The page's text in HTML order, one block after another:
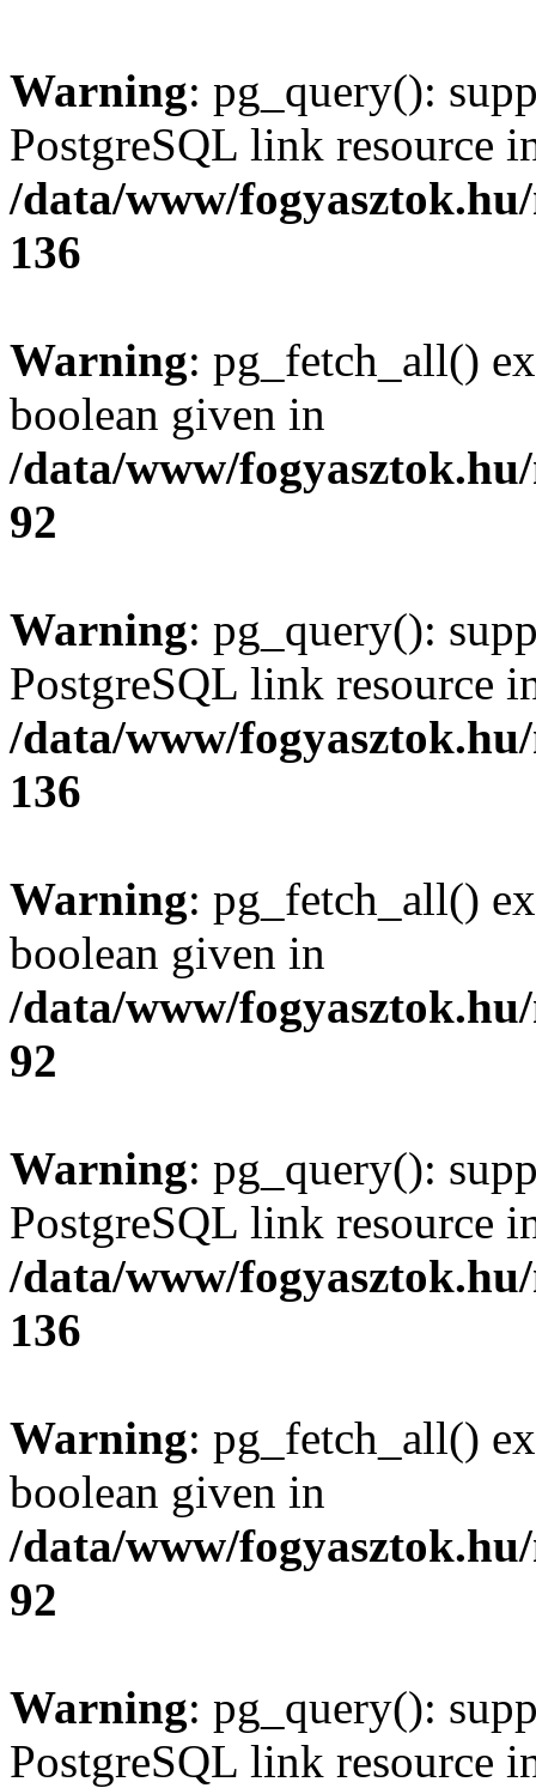
Warning: pg_query():
PostgreSQL link resource
/data/www/
136
Warning: pg_fetch_all()
boolean given in
/data/www/
92
Warning: pg_query():
PostgreSQL link resource
/data/www/
136
Warning: pg_fetch_all()
boolean given in
/data/www/
92
Warning: pg_query():
PostgreSQL link resource
/data/www/
136
Warning: pg_fetch_all()
boolean given in
/data/www/
92
Warning: pg_query():
PostgreSQL link resource